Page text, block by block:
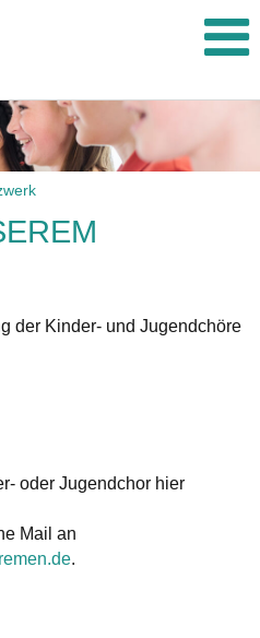
der Kinder- und Jugendchöre
oder Jugendchor hier
Mail an
.